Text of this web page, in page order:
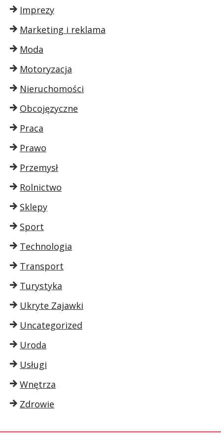
Imprezy
Marketing i reklama
Moda
Motoryzacja
Nieruchomości
Obcojęzyczne
Praca
Prawo
Przemysł
Rolnictwo
Sklepy
Sport
Technologia
Transport
Turystyka
Ukryte Zajawki
Uncategorized
Uroda
Usługi
Wnętrza
Zdrowie